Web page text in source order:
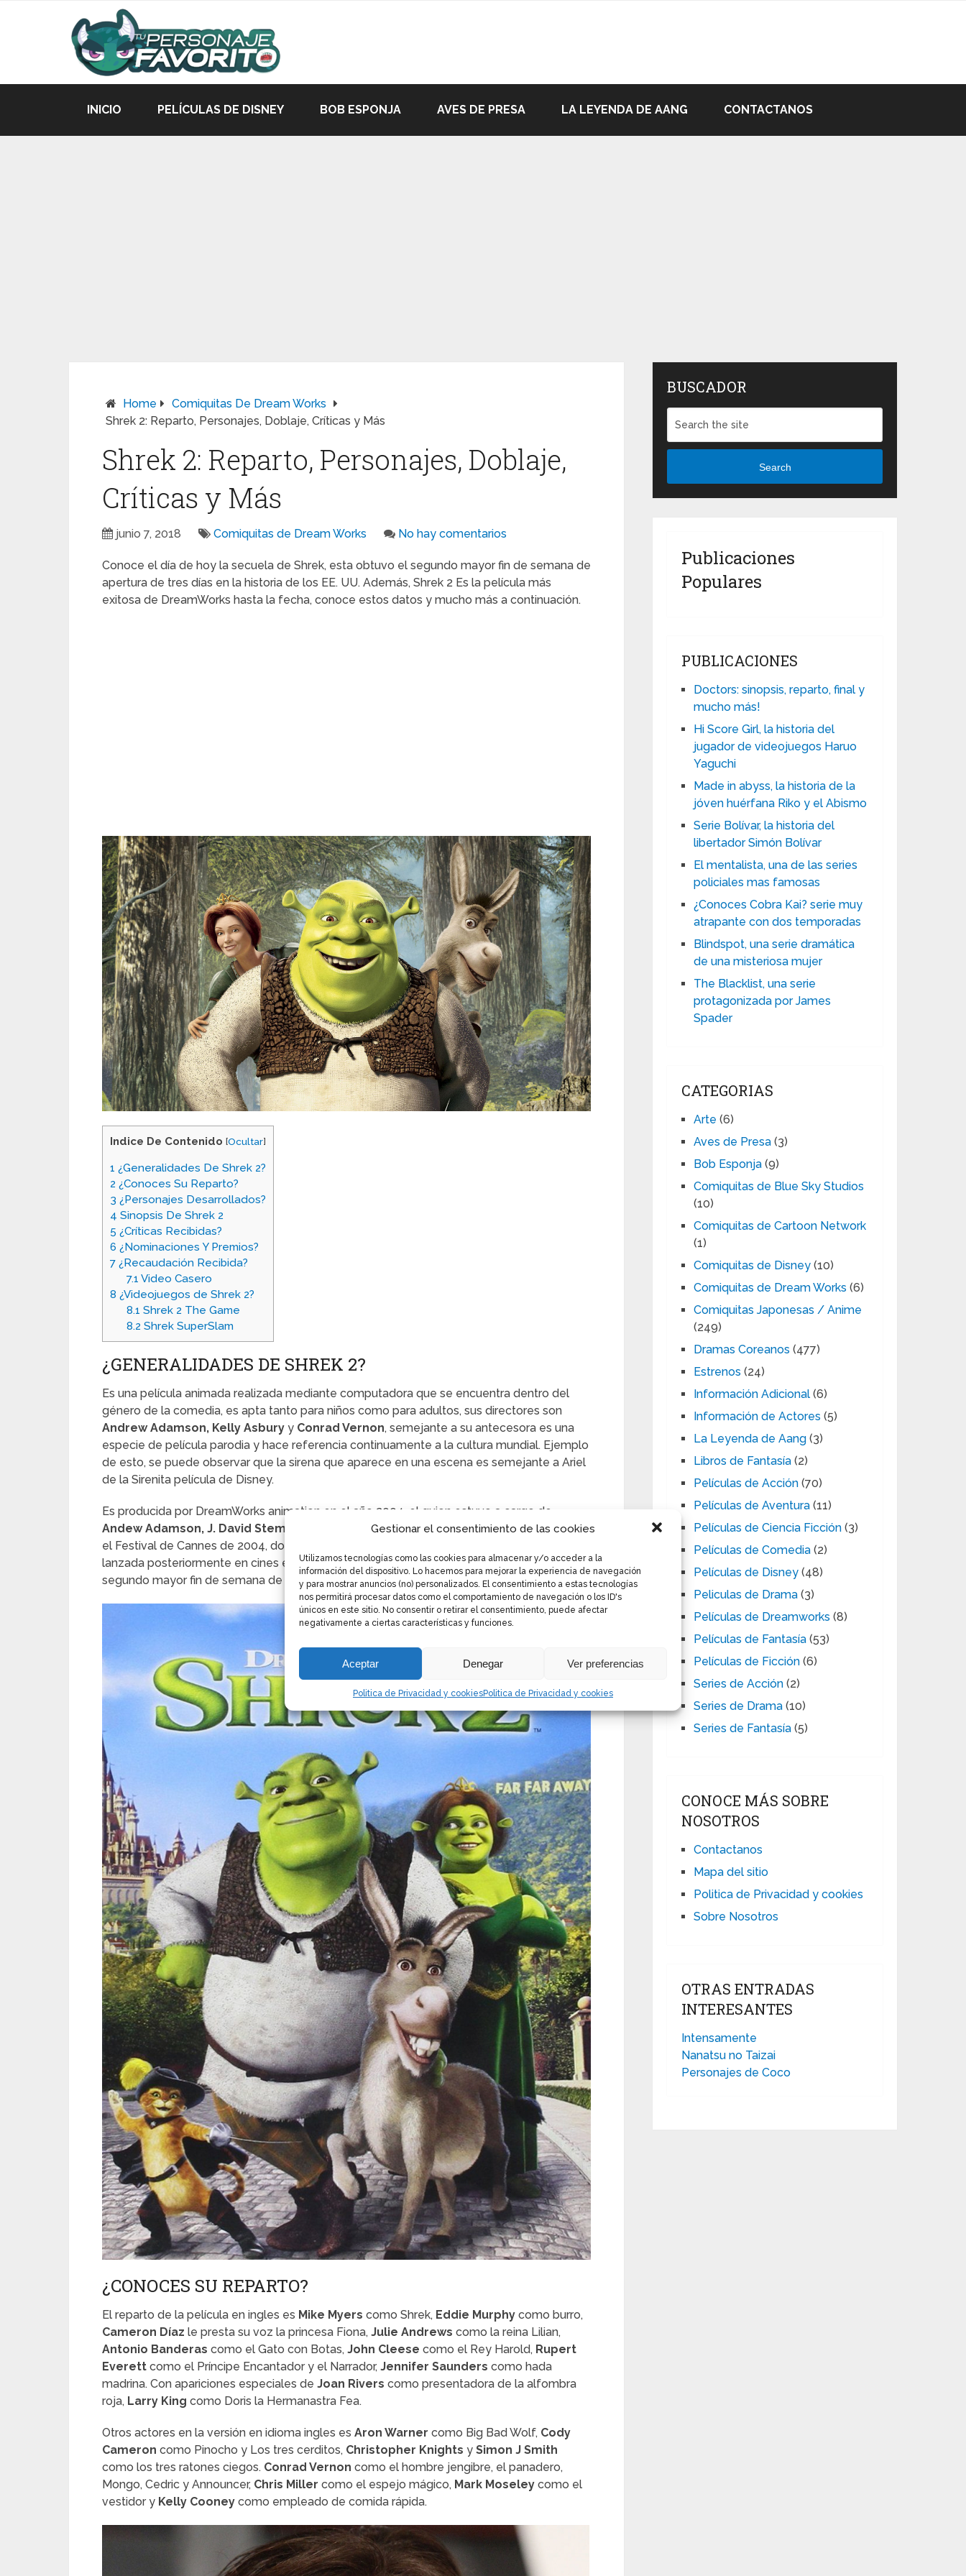
Gestionar el consentimiento de las cookies
Utilizamos tecnologías como las cookies para almacenar y/o acceder a la
información del dispositivo. Lo hacemos para mejorar la experiencia de navegación
y para mostrar anuncios (no) personalizados. El consentimiento a estas tecnologías
nos permitirá procesar datos como el comportamiento de navegación o los ID's
únicos en este sitio. No consentir o retirar el consentimiento, puede afectar
negativamente a ciertas características y funciones.
Aceptar Denegar Ver preferencias
Politica de Privacidad y cookiesPolitica de Privacidad y cookies
INICIO PELÍCULAS DE DISNEY BOB ESPONJA AVES DE PRESA LA LEYENDA DE AANG CONTACTANOS
Home
Comiquitas De Dream Works
Shrek 2: Reparto, Personajes, Doblaje, Críticas y Más
Shrek 2: Reparto, Personajes, Doblaje,
Críticas y Más
junio 7, 2018 Comiquitas de Dream Works No hay comentarios
Conoce el día de hoy la secuela de Shrek, esta obtuvo el segundo mayor fin de semana de
apertura de tres días en la historia de los EE. UU. Además, Shrek 2 Es la película más
exitosa de DreamWorks hasta la fecha, conoce estos datos y mucho más a continuación.
Indice De Contenido [Ocultar]
1 ¿Generalidades De Shrek 2?
2 ¿Conoces Su Reparto?
3 ¿Personajes Desarrollados?
4 Sinopsis De Shrek 2
5 ¿Críticas Recibidas?
6 ¿Nominaciones Y Premios?
7 ¿Recaudación Recibida?
7.1 Video Casero
8 ¿Videojuegos de Shrek 2?
8.1 Shrek 2 The Game
8.2 Shrek SuperSlam
¿GENERALIDADES DE SHREK 2?
Es una película animada realizada mediante computadora que se encuentra dentro del
género de la comedia, es apta tanto para niños como para adultos, sus directores son
Andrew Adamson, Kelly Asbury y Conrad Vernon, semejante a su antecesora es una
especie de película parodia y hace referencia continuamente a la cultura mundial. Ejemplo
de esto, se puede observar que la sirena que aparece en una escena es semejante a Ariel
de la Sirenita película de Disney.
Es producida por DreamWorks animation en el año 2004, el guion estuvo a cargo de
Andew Adamson, J. David Stem, Joe Stillman
yDavid N. Weiss. Shrek 2 se estrenó en
el Festival de Cannes de 2004, donde compitió por la Palma de Oro. La película fue
lanzada posteriormente en cines el 19 de mayo de 2004. Tras su lanzamiento, obtuvo el
segundo mayor fin de semana de apertura de tres días en la historia de los EE. UU.
¿CONOCES SU REPARTO?
El reparto de la película en ingles es Mike Myers como Shrek, Eddie Murphy como burro,
Cameron Díaz le presta su voz la princesa Fiona, Julie Andrews como la reina Lilian,
Antonio Banderas como el Gato con Botas, John Cleese como el Rey Harold, Rupert
Everett como el Príncipe Encantador y el Narrador, Jennifer Saunders como hada
madrina. Con apariciones especiales de Joan Rivers como presentadora de la alfombra
roja, Larry King como Doris la Hermanastra Fea.
Otros actores en la versión en idioma ingles es Aron Warner como Big Bad Wolf, Cody
Cameron como Pinocho y Los tres cerditos, Christopher Knights y Simon J Smith
como los tres ratones ciegos. Conrad Vernon como el hombre jengibre, el panadero,
Mongo, Cedric y Announcer, Chris Miller como el espejo mágico, Mark Moseley como el
vestidor y Kelly Cooney como empleado de comida rápida.
BUSCADOR
Search
Publicaciones
Populares
PUBLICACIONES
Doctors: sinopsis, reparto, final y
mucho más!
Hi Score Girl, la historia del
jugador de videojuegos Haruo
Yaguchi
Made in abyss, la historia de la
jóven huérfana Riko y el Abismo
Serie Bolívar, la historia del
libertador Simón Bolívar
El mentalista, una de las series
policiales mas famosas
¿Conoces Cobra Kai? serie muy
atrapante con dos temporadas
Blindspot, una serie dramática
de una misteriosa mujer
The Blacklist, una serie
protagonizada por James
Spader
CATEGORIAS
Arte (6)
Aves de Presa (3)
Bob Esponja (9)
Comiquitas de Blue Sky Studios
(10)
Comiquitas de Cartoon Network
(1)
Comiquitas de Disney (10)
Comiquitas de Dream Works (6)
Comiquitas Japonesas / Anime
(249)
Dramas Coreanos (477)
Estrenos (24)
Información Adicional (6)
Información de Actores (5)
La Leyenda de Aang (3)
Libros de Fantasía (2)
Películas de Acción (70)
Películas de Aventura (11)
Películas de Ciencia Ficción (3)
Películas de Comedia (2)
Películas de Disney (48)
Peliculas de Drama (3)
Películas de Dreamworks (8)
Películas de Fantasía (53)
Películas de Ficción (6)
Series de Acción (2)
Series de Drama (10)
Series de Fantasía (5)
CONOCE MÁS SOBRE
NOSOTROS
Contactanos
Mapa del sitio
Politica de Privacidad y cookies
Sobre Nosotros
OTRAS ENTRADAS
INTERESANTES
Intensamente
Nanatsu no Taizai
Personajes de Coco